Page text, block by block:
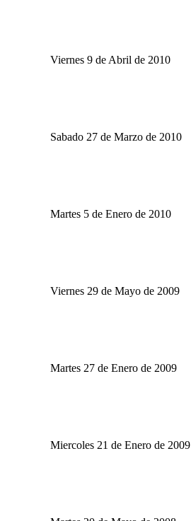
Viernes 9 de Abril de 2010
Sabado 27 de Marzo de 2010
Martes 5 de Enero de 2010
Viernes 29 de Mayo de 2009
Martes 27 de Enero de 2009
Miercoles 21 de Enero de 2009